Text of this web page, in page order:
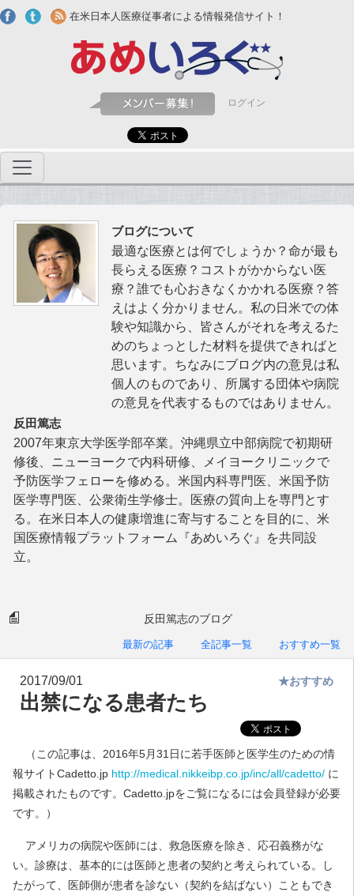
Skip to main content
在米日本人医療従事者による情報発信サイト！
ログイン
ブログについて
最適な医療とは何でしょうか？命が最も
長らえる医療？コストがかからない医
療？誰でも心おきなくかかれる医療？答
えはよく分かりません。私の日米での体
験や知識から、皆さんがそれを考えるた
めのちょっとした材料を提供できればと
思います。ちなみにブログ内の意見は私
個人のものであり、所属する団体や病院
の意見を代表するものではありません。
反田篤志
2007年東京大学医学部卒業。沖縄県立中部病院で初期研
修後、ニューヨークで内科研修、メイヨークリニックで
予防医学フェローを修める。米国内科専門医、米国予防
医学専門医、公衆衛生学修士。医療の質向上を専門とす
る。在米日本人の健康増進に寄与することを目的に、米
国医療情報プラットフォーム『あめいろぐ』を共同設
立。
反田篤志のブログ
最新の記事 全記事一覧 おすすめ一覧
2017/09/01
出禁になる患者たち
★おすすめ
（この記事は、2016年5月31日に若手医師と医学生のための情
報サイトCadetto.jp http://medical.nikkeibp.co.jp/inc/all/cadetto/ に
掲載されたものです。Cadetto.jpをご覧になるには会員登録が必要
です。）
アメリカの病院や医師には、救急医療を除き、応召義務がな
い。診療は、基本的には医師と患者の契約と考えられている。し
たがって、医師側が患者を診ない（契約を結ばない）こともでき